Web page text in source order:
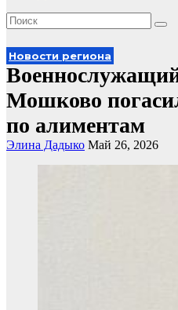
Новости региона
Мошково
по алиментам
Элина Дадыко Май 26, 2026